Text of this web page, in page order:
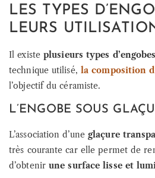
LES TYPES
LEURS
Il existe plusieurs types d’engobes
technique utilisé, la composition
l’objectif du céramiste.
L’ENGOBE SOUS
L’association d’une glaçure
très courante car elle permet de
d’obtenirune surface lisse et